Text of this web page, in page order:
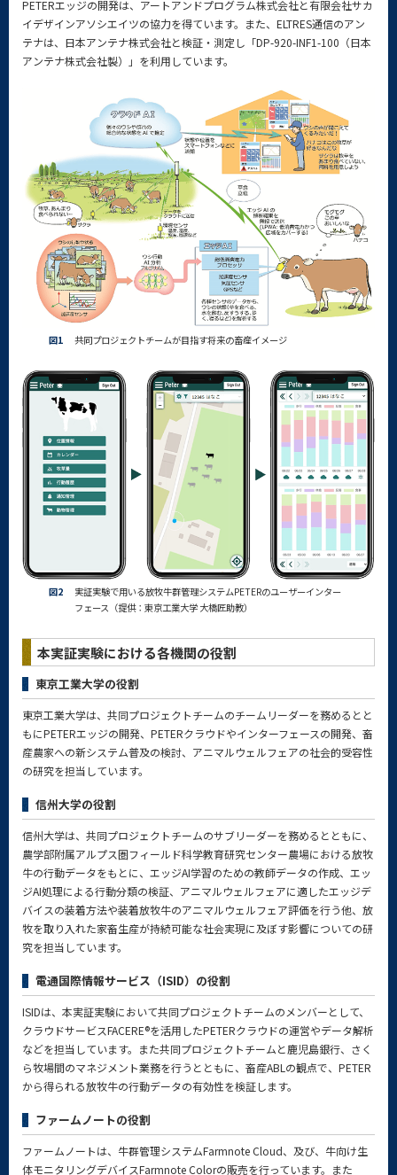
PETERエッジの開発は、アートアンドプログラム株式会社と有限会社サカ
イデザインアソシエイツの協力を得ています。また、ELTRES通信のアン
テナは、日本アンテナ株式会社と検証・測定し「DP-920-INF1-100（日本
アンテナ株式会社製）」を利用しています。
図1 共同プロジェクトチームが目指す将来の畜産イメージ
図2
実証実験で用いる放牧牛群管理システムPETERのユーザーインター
フェース（提供：東京工業大学 大橋匠助教）
本実証実験における各機関の役割
東京工業大学の役割
東京工業大学は、共同プロジェクトチームのチームリーダーを務めるとと
もにPETERエッジの開発、PETERクラウドやインターフェースの開発、畜
産農家への新システム普及の検討、アニマルウェルフェアの社会的受容性
の研究を担当しています。
信州大学の役割
信州大学は、共同プロジェクトチームのサブリーダーを務めるとともに、
農学部附属アルプス圏フィールド科学教育研究センター農場における放牧
牛の行動データをもとに、エッジAI学習のための教師データの作成、エッ
ジAI処理による行動分類の検証、アニマルウェルフェアに適したエッジデ
バイスの装着方法や装着放牧牛のアニマルウェルフェア評価を行う他、放
牧を取り入れた家畜生産が持続可能な社会実現に及ぼす影響についての研
究を担当しています。
電通国際情報サービス（ISID）の役割
ISIDは、本実証実験において共同プロジェクトチームのメンバーとして、
クラウドサービスFACERE®を活用したPETERクラウドの運営やデータ解析
などを担当しています。また共同プロジェクトチームと鹿児島銀行、さく
ら牧場間のマネジメント業務を行うとともに、畜産ABLの観点で、PETER
から得られる放牧牛の行動データの有効性を検証します。
ファームノートの役割
ファームノートは、牛群管理システムFarmnote Cloud、及び、牛向け生
体モニタリングデバイスFarmnote Colorの販売を行っています。また